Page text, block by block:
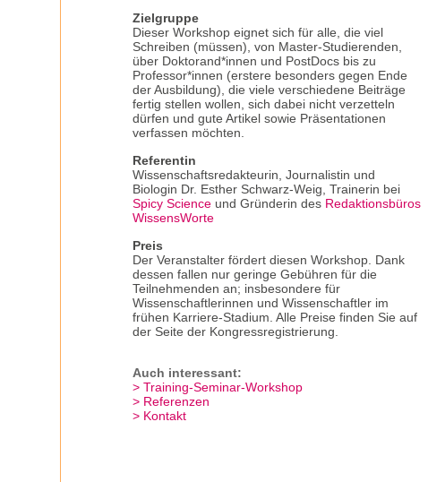
Zielgruppe
Dieser Workshop eignet sich für alle, die viel
Schreiben (müssen), von Master-Studierenden,
über Doktorand*innen und PostDocs bis zu
Professor*innen (erstere besonders gegen Ende
der Ausbildung), die viele verschiedene Beiträge
fertig stellen wollen, sich dabei nicht verzetteln
dürfen und gute Artikel sowie Präsentationen
verfassen möchten.
Referentin
Wissenschaftsredakteurin, Journalistin und
Biologin Dr. Esther Schwarz-Weig, Trainerin bei
Spicy Science und Gründerin des Redaktionsbüros
WissensWorte
Preis
Der Veranstalter fördert diesen Workshop. Dank
dessen fallen nur geringe Gebühren für die
Teilnehmenden an; insbesondere für
Wissenschaftlerinnen und Wissenschaftler im
frühen Karriere-Stadium. Alle Preise finden Sie auf
der Seite der Kongressregistrierung.
Auch interessant:
Training-Seminar-Workshop
Referenzen
Kontakt